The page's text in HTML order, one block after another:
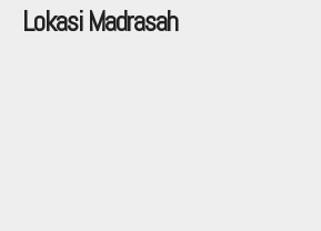
Lokasi Madrasah